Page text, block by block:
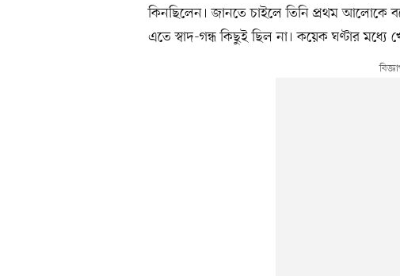
কিনছিলেন। জানতে চাইলে তিনি প্রথম আলোকে
এতে স্বাদ-গন্ধ কিছুই ছিল না। কয়েক ঘণ্টার